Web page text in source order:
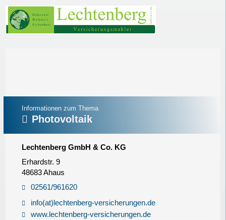
Informationen zum Thema
Photovoltaik
Lechtenberg GmbH & Co. KG
Erhardstr. 9
48683 Ahaus
02561/961620
info(at)lechtenberg-versicherungen.de
www.lechtenberg-versicherungen.de